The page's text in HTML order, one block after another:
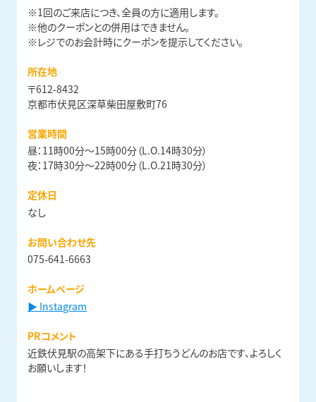
※1回のご来店につき、全員の方に適用します。
※他のクーポンとの併用はできません。
※レジでのお会計時にクーポンを提示してください。
所在地
〒612-8432
京都市伏見区深草柴田屋敷町76
営業時間
昼：11時00分〜15時00分（L.O.14時30分）
夜：17時30分〜22時00分（L.O.21時30分）
定休日
なし
お問い合わせ先
075-641-6663
ホームページ
▶ Instagram
PRコメント
近鉄伏見駅の高架下にある手打ちうどんのお店です、よろしく
お願いします！